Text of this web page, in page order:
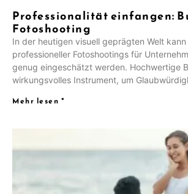
Professionalität einfangen:
Fotoshooting
In der heutigen visuell geprägten Welt
professioneller Fotoshootings für
genug eingeschätzt werden. Hochwertige
wirkungsvolles Instrument, um
Mehr lesen "